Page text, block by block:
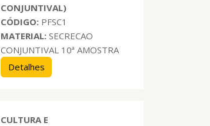
CONJUNTIVAL)
CÓDIGO: PFSC1
MATERIAL: SECRECAO
CONJUNTIVAL 10ª AMOSTRA
Detalhes
CULTURA E